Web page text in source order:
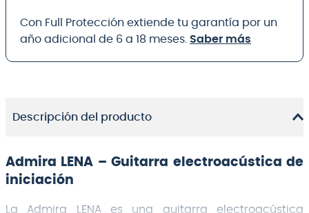
Con Full Protección extiende tu garantía por un
año adicional de 6 a 18 meses. Saber más
Descripción del producto
Admira LENA – Guitarra electroacústica de
iniciación
La Admira LENA es una guitarra electroacústica